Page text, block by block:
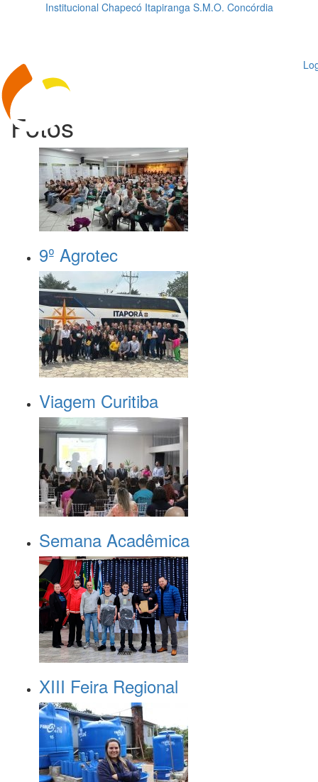
Institucional Chapecó Itapiranga S.M.O. Concórdia
Fotos
9º Agrotec
Viagem Curitiba
Semana Acadêmica
XIII Feira Regional